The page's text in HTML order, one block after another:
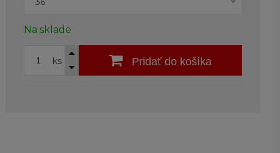
Na sklade
ks Pridať do košíka